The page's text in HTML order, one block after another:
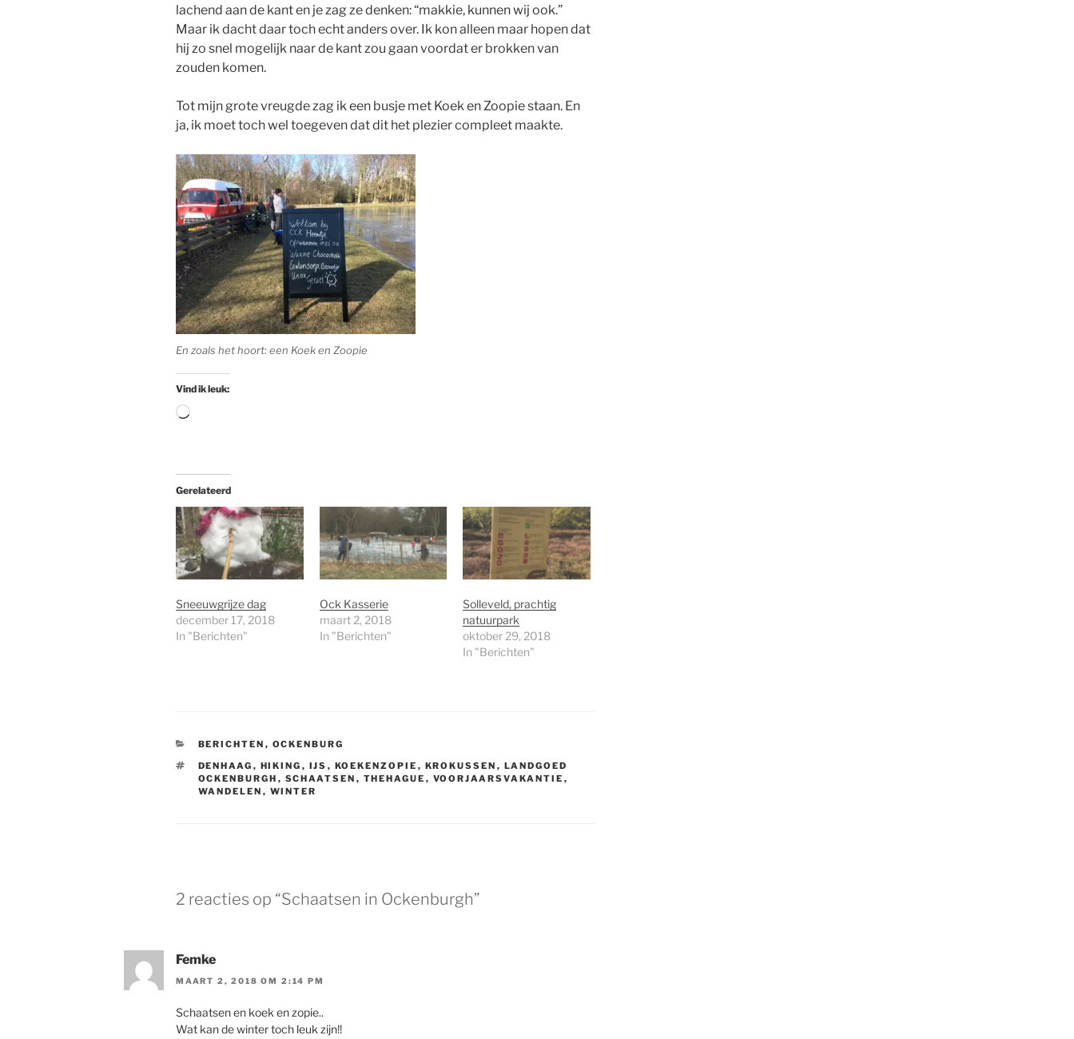
lachend aan de kant en je zag ze denken: “makkie, kunnen wij ook.”
Maar ik dacht daar toch echt anders over. Ik kon alleen maar hopen dat
hij zo snel mogelijk naar de kant zou gaan voordat er brokken van
zouden komen.
Tot mijn grote vreugde zag ik een busje met Koek en Zoopie staan. En
ja, ik moet toch wel toegeven dat dit het plezier compleet maakte.
En zoals het hoort: een Koek en Zoopie
Vind ik leuk:
Aan
Gerelateerd
Sneeuwgrijze dag
december 17, 2018
In "Berichten"
Ock Kasserie
maart 2, 2018
In "Berichten"
Solleveld, prachtig
natuurpark
oktober 29, 2018
In "Berichten"
CATEGORIEËN
BERICHTEN , OCKENBURG
TAGS
DENHAAG , HIKING , IJS , KOEKENZOPIE , KROKUSSEN , LANDGOED
OCKENBURGH , SCHAATSEN , THEHAGUE , VOORJAARSVAKANTIE ,
WANDELEN , WINTER
2 reacties op “Schaatsen in Ockenburgh”
Femke
MAART 2, 2018 OM 2:14 PM
Schaatsen en koek en zopie..
Wat kan de winter toch leuk zijn!!